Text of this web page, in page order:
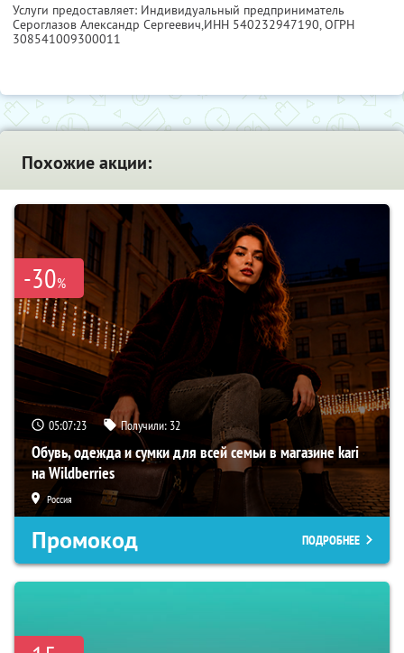
Услуги предоставляет: Индивидуальный предприниматель
Сероглазов Александр Сергеевич, ИНН 540232947190 , ОГРН
308541009300011
Похожие акции:
-30%
05:07:22 Получили: 32
Обувь, одежда и сумки для всей семьи в магазине kari
на Wildberries
Россия
Промокод ПОДРОБНЕЕ